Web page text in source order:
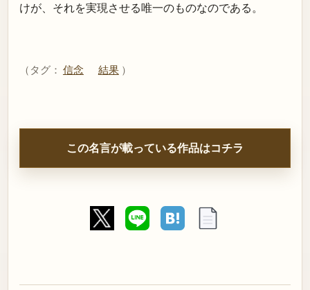
けが、それを実現させる唯一のものなのである。
（タグ： 信念 結果 ）
この名言が載っている作品はコチラ